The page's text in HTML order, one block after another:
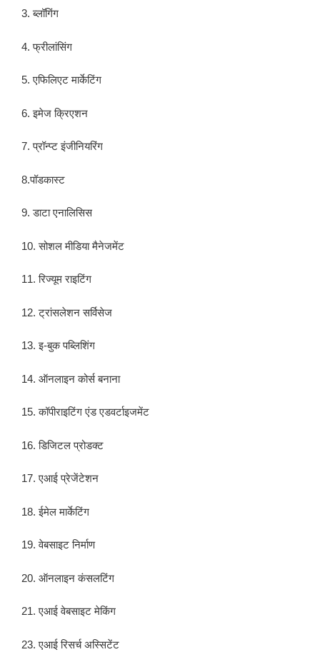
3. ब्लॉगिंग
4. फ्रीलांसिंग
5. एफिलिएट मार्केटिंग
6. इमेज क्रिएशन
7. प्रॉन्प्ट इंजीनियरिंग
8.पॉडकास्ट
9. डाटा एनालिसिस
10. सोशल मीडिया मैनेजमेंट
11. रिज्यूम राइटिंग
12. ट्रांसलेशन सर्विसेज
13. इ-बुक पब्लिशिंग
14. ऑनलाइन कोर्स बनाना
15. कॉपीराइटिंग एंड एडवर्टाइजमेंट
16. डिजिटल प्रोडक्ट
17. एआई प्रेजेंटेशन
18. ईमेल मार्केटिंग
19. वेबसाइट निर्माण
20. ऑनलाइन कंसलटिंग
21. एआई वेबसाइट मेकिंग
23. एआई रिसर्च अस्सिटेंट